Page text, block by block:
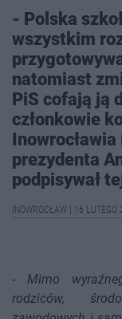
- Polska
wszystkim
natomiast
PiS cofają ją
członkowie
prezydenta
podpisywał
INOWROCŁAW 16 LUTEGO
- Mimo
rodziców,